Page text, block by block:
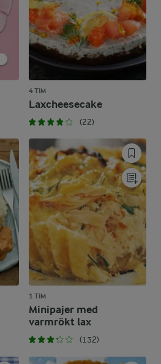
4 TIM
Laxcheesecake
(22)
1 TIM
Minipajer med
varmrökt lax
(132)